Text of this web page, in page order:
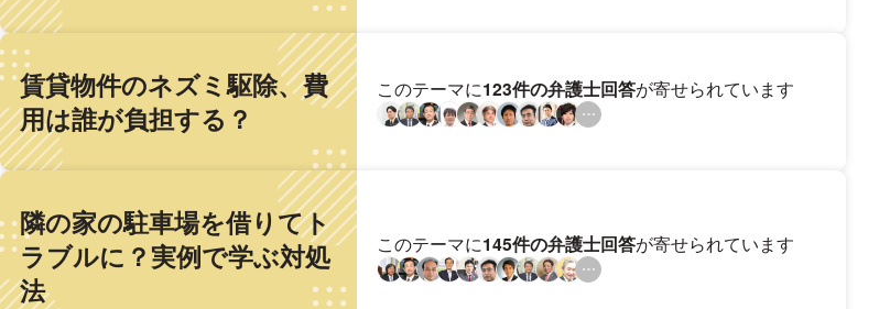
賃貸物件のネズミ駆除、費
用は誰が負担する？
このテーマに123件の弁護士回答が寄せられています
隣の家の駐車場を借りてト
ラブルに？実例で学ぶ対処
法
このテーマに145件の弁護士回答が寄せられています